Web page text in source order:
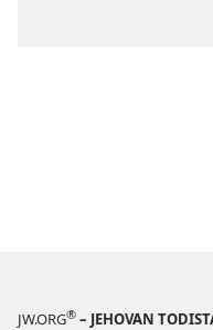
JW.ORG® – JEHOVAN